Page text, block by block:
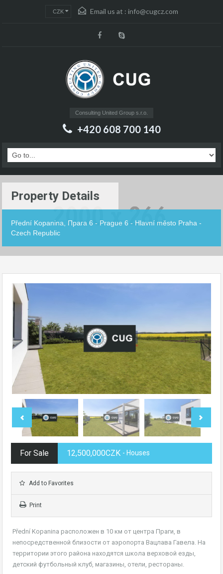
CZK Email us at : info@cugcz.com
Consulting United Group s.r.o.
+420 608 700 140
Property Details
Přední Kopanina, Прага 6 - Prague 6 - Hlavní město Praha -
Czech Republic
For Sale 12,500,000CZK - Houses
Add to Favorites
Print
Přední Kopanina расположен в 10 км от центра Праги, в
непосредственной близости от аэропорта Вацлава Гавела. На
территории этого района находятся школа верховой езды,
детский футбольный клуб, магазины, отели, рестораны.